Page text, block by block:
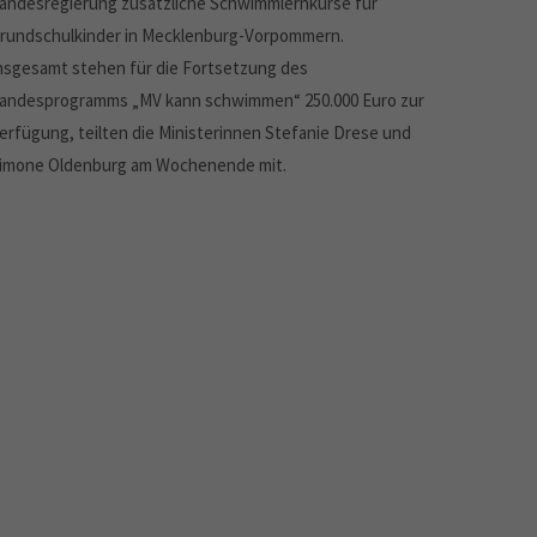
in Mecklenburg-Vorpommern.
stehen für die Fortsetzung des
„MV kann schwimmen“ 250.000 Euro zur
teilten die Ministerinnen Stefanie Drese und
Oldenburg am Wochenende mit.